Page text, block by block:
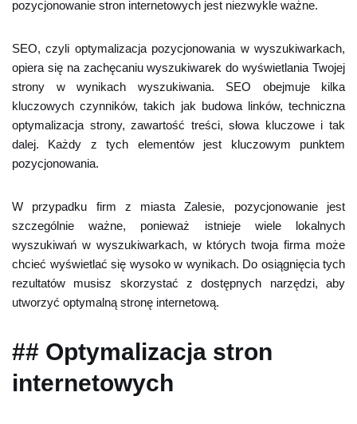
pozycjonowanie stron internetowych jest niezwykle ważne.
SEO, czyli optymalizacja pozycjonowania w wyszukiwarkach,
opiera się na zachęcaniu wyszukiwarek do wyświetlania Twojej
strony w wynikach wyszukiwania. SEO obejmuje kilka
kluczowych czynników, takich jak budowa linków, techniczna
optymalizacja strony, zawartość treści, słowa kluczowe i tak
dalej. Każdy z tych elementów jest kluczowym punktem
pozycjonowania.
W przypadku firm z miasta Zalesie, pozycjonowanie jest
szczególnie ważne, ponieważ istnieje wiele lokalnych
wyszukiwań w wyszukiwarkach, w których twoja firma może
chcieć wyświetlać się wysoko w wynikach. Do osiągnięcia tych
rezultatów musisz skorzystać z dostępnych narzędzi, aby
utworzyć optymalną stronę internetową.
## Optymalizacja stron
internetowych